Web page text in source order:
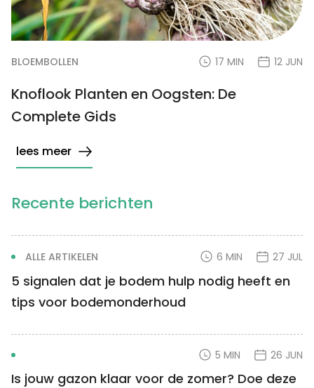
BLOEMBOLLEN 17 MIN 12 JUN
Knoflook Planten en Oogsten: De
Complete Gids
lees meer
Recente berichten
ALLE ARTIKELEN 6 MIN 27 JUL
5 signalen dat je bodem hulp nodig heeft en
tips voor bodemonderhoud
5 MIN 26 JUN
Is jouw gazon klaar voor de zomer? Doe deze